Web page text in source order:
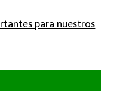
para nuestros